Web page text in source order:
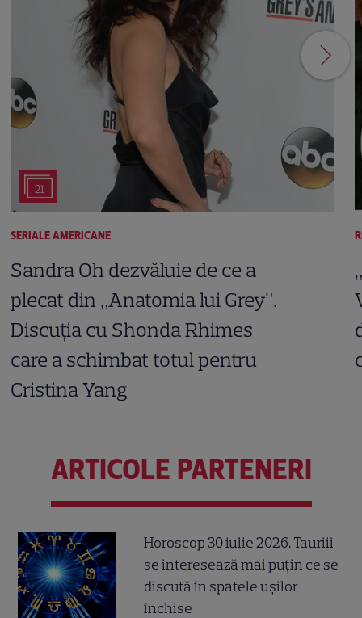
21
SERIALE AMERICANE
Sandra Oh dezvăluie de ce a
plecat din „Anatomia lui Grey”.
Discuția cu Shonda Rhimes
care a schimbat totul pentru
Cristina Yang
ARTICOLE PARTENERI
Horoscop 30 iulie 2026. Tauriii
se interesează mai puțin ce se
discută în spatele ușilor
închise